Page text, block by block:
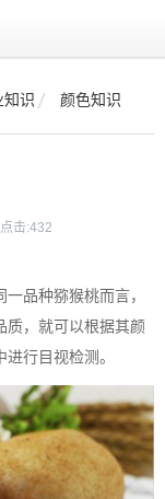
知识 颜色知识
点击:432
品种猕猴桃而言，
质，就可以根据其颜
进行目视检测。